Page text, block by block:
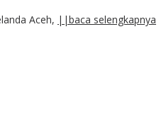
Aceh, ||baca selengkapnya